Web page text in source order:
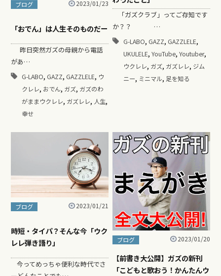
ブログ 2023/01/23
「おでん」は人生そのものだー
昨日突然ガズの母親から電話
があ…
G-LABO, GAZZ, GAZZLELE, ウ
クレレ, おでん, ガズ, ガズのわ
がままウクレレ, ガズレレ, 人生,
幸せ
「ガズクラブ」ってご存知です
か？？ …
G-LABO, GAZZ, GAZZLELE,
UKULELE, YouTube, Youtuber,
ウクレレ, ガズ, ガズレレ, ジム
ニー, ミニマル, 足を知る
ブログ 2023/01/21
時短・タイパ？そんな今「ウク
レレ弾き語り」
今ってめっちゃ便利な時代でさ
ブログ 2023/01/20
【前書き大公開】ガズの新刊
「こどもと歌おう！かんたんウ